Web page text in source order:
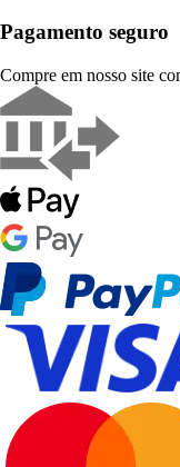
Pagamento seguro
Compre em nosso site